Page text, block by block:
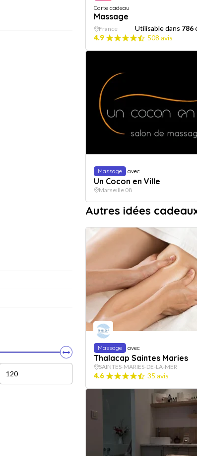
Carte cadeau
Massage
France Utilisable dans 786
4.9
508 avis
Massage avec
Un Cocon en Ville
Marseille 08
Autres idées
Massage avec
Thalacap Saintes Maries
SAINTES-MARIES-DE-LA-MER
4.6 35 avis